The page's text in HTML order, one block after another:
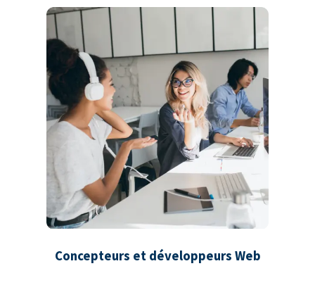
Concepteurs et développeurs Web